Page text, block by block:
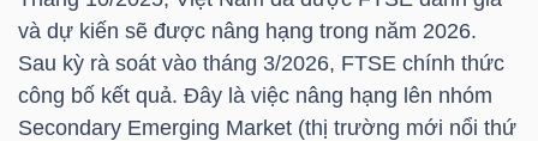
và dự kiến sẽ được nâng hạng trong năm 2026.
Sau kỳ rà soát vào tháng 3/2026, FTSE chính thức
công bố kết quả. Đây là việc nâng hạng lên nhóm
Secondary Emerging Market (thị trường mới nổi thứ
PHÂN